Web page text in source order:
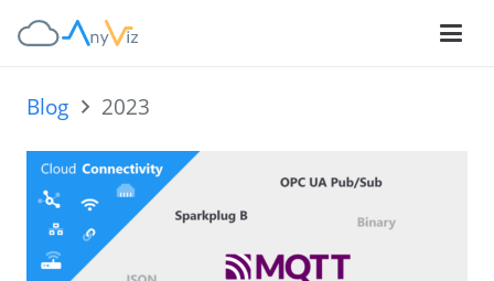
Blog 2023